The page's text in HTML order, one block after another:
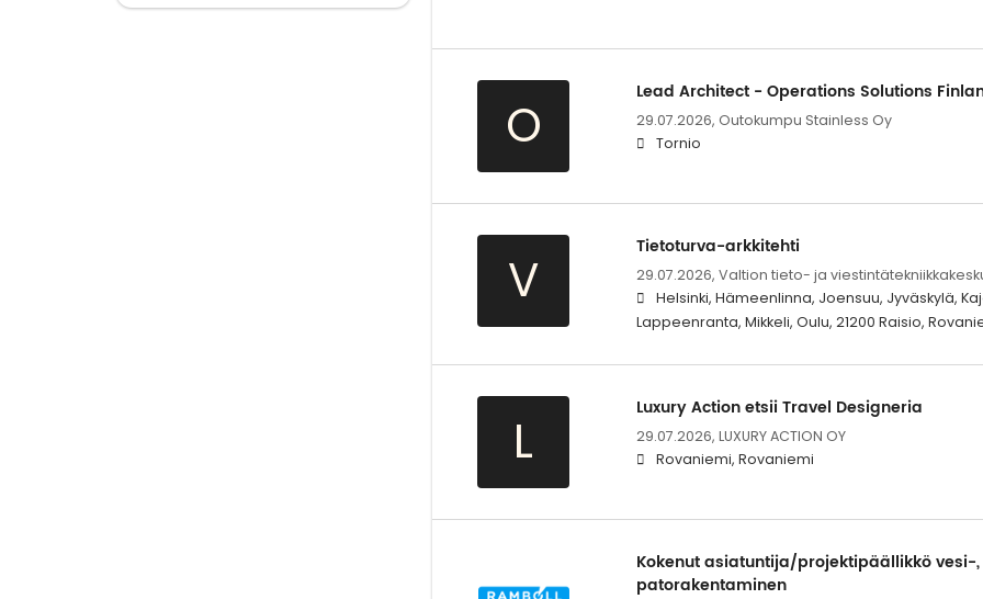
O
Lead Architect - Operations Solutions
29.07.2026, Outokumpu Stainless Oy
Tornio
V
Tietoturva-arkkitehti
29.07.2026, Valtion tieto- ja
Helsinki, Hämeenlinna, Joensuu, Jyväskylä,
Lappeenranta, Mikkeli, Oulu, 21200 Raisio,
L
Luxury Action etsii Travel Designeria
29.07.2026, LUXURY ACTION OY
Rovaniemi, Rovaniemi
Kokenut asiatuntija/projektipäällikkö
patorakentaminen